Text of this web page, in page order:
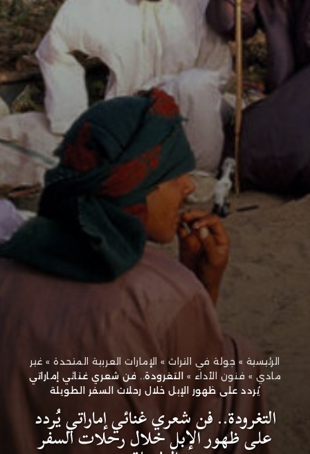
الرئيسية » جولة في التراث» الإمارات العربية المتحدة» غير
مادي » فنون الأداء »
التغرودة.. فن شعري غنائي إماراتي
يُردد على ظهور الإبل خلال رحلات السفر الطويلة
التغرودة.. فن شعري غنائي إماراتي يُردد
على ظهور الإبل خلال رحلات السفر